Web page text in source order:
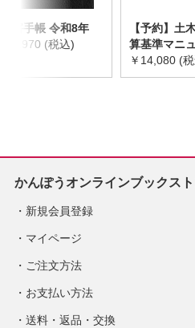
災害手帳 令和8年
￥2,970 (税込)
【予約】土
算基準マニ
令和8年度
※2026年8
￥14,080 (
かんぽうオンラインブックス
新規会員登録
マイページ
ご注文方法
お支払い方法
送料・返品・交換